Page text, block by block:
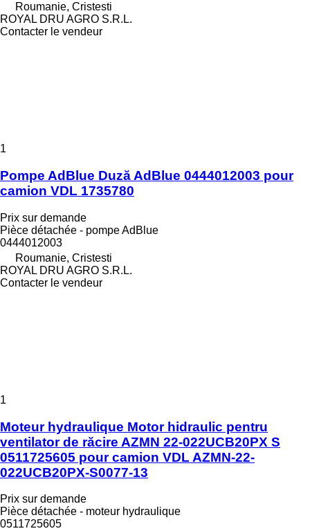
Roumanie, Cristesti
ROYAL DRU AGRO S.R.L.
Contacter le vendeur
1
Pompe AdBlue Duză AdBlue 0444012003 pour
camion VDL 1735780
Prix sur demande
Pièce détachée - pompe AdBlue
0444012003
Roumanie, Cristesti
ROYAL DRU AGRO S.R.L.
Contacter le vendeur
1
Moteur hydraulique Motor hidraulic pentru
ventilator de răcire AZMN 22-022UCB20PX S
0511725605 pour camion VDL AZMN-22-
022UCB20PX-S0077-13
Prix sur demande
Pièce détachée - moteur hydraulique
0511725605